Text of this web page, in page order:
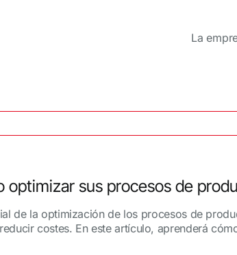
La
sus procesos de
de la optimización de los procesos de
costes. En este artículo, aprenderá